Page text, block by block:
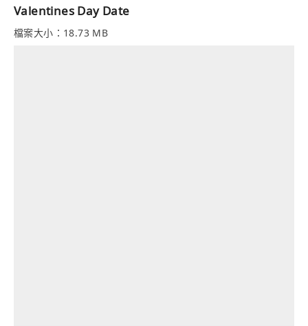
Valentines Day Date
檔案大小：18.73 MB